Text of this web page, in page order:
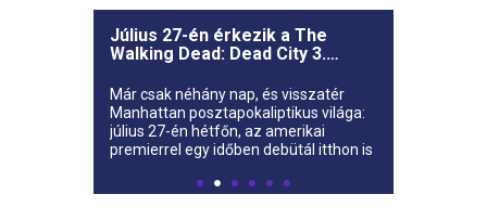
Július 27-én érkezik a The
Walking Dead: Dead City 3.
Már csak néhány nap, és visszatér
Manhattan posztapokaliptikus világa:
július 27-én hétfőn, az amerikai
premierrel egy időben debütál itthon is
City harmadik évada.